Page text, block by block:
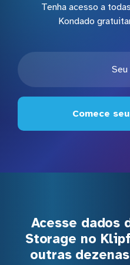
Tenha acesso a
Kondado
Comece
Acesse dados
Storage no
outras